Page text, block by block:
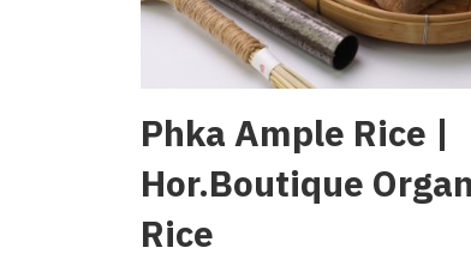
Phka Ample Rice |
Hor.Boutique
Rice